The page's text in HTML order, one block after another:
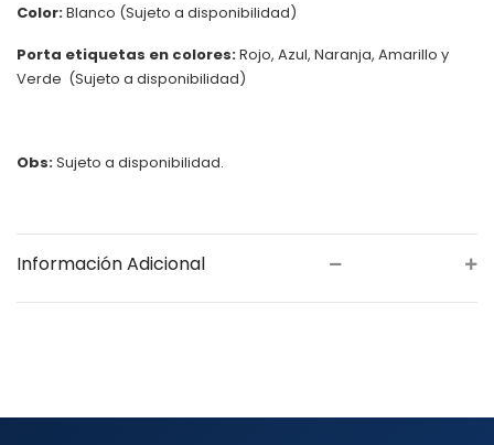
Color:Blanco (Sujeto a disponibilidad)
Porta etiquetas en colores:Rojo, Azul, Naranja, Amarillo y
Verde (Sujeto a disponibilidad)
Obs:Sujeto a disponibilidad.
Información Adicional